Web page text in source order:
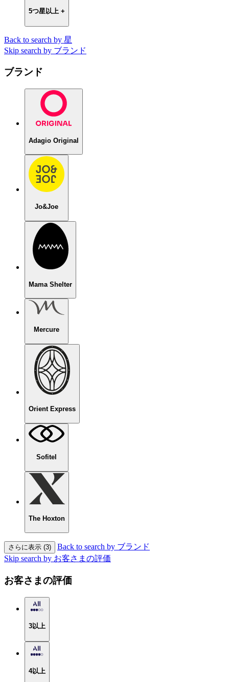
5つ星以上 +
Back to search by 星
Skip search by ブランド
ブランド
Adagio Original
Jo&Joe
Mama Shelter
Mercure
Orient Express
Sofitel
The Hoxton
さらに表示 (3)
Back to search by ブランド
Skip search by お客さまの評価
お客さまの評価
3以上
4以上